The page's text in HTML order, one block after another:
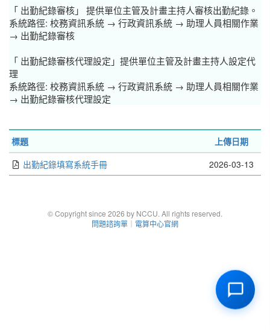
「 出勤紀錄審核」
提供單位主管及計畫主持人審核出勤紀錄。
系統路徑: 校務資訊系統 → 行政資訊系統 → 助理人員相關作業
→ 出勤紀錄審核
「 出勤紀錄審核代理設定」提供單位主管及計畫主持人設定代
理
系統路徑: 校務資訊系統 → 行政資訊系統 → 助理人員相關作業
→ 出勤紀錄審核代理設定
標題
上傳日期
出勤紀錄填寫系統手冊
2026-03-13
© Copyright since 2026 by NCCU. All rights reserved.
問題諮詢單 ｜ 電算中心官網